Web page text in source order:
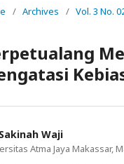
/ Archives / Vol. 3 No.
Waji
Atma Jaya Makassar,